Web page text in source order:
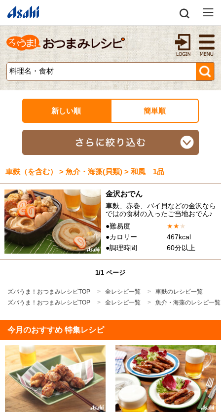
新しい順 簡単順
車麩（を含む） > 魚介・海藻(貝類) > 和風 1品
金沢おでん
車麩、赤巻、バイ貝などの金沢なら
ではの食材の入ったご当地おでん♪
●難易度
★★★
●カロリー
467kcal
●調理時間
60分以上
1/1 ページ
ズバうま！おつまみレシピTOP 全レシピ一覧
車麩のレシピ一覧
ズバうま！おつまみレシピTOP
全レシピ一覧 魚介・海藻のレシピ一覧
今月のおすすめ 特集レシピ